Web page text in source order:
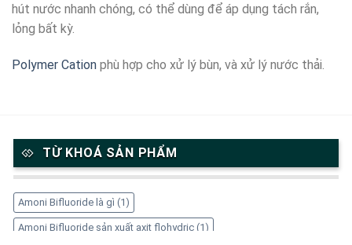
hút nước nhanh chóng, có thể dùng để áp dụng tách rắn,
lỏng bất kỳ.
Polymer Cation phù hợp cho xử lý bùn, và xử lý nước thải.
TỪ KHOÁ SẢN PHẨM
Amoni Bifluoride là gì (1)
Amoni Bifluoride sản xuất axit flohydric (1)